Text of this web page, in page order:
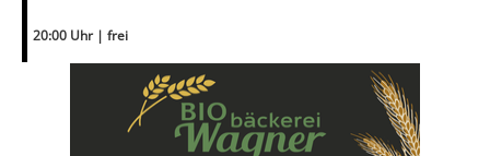
20:00 Uhr | frei